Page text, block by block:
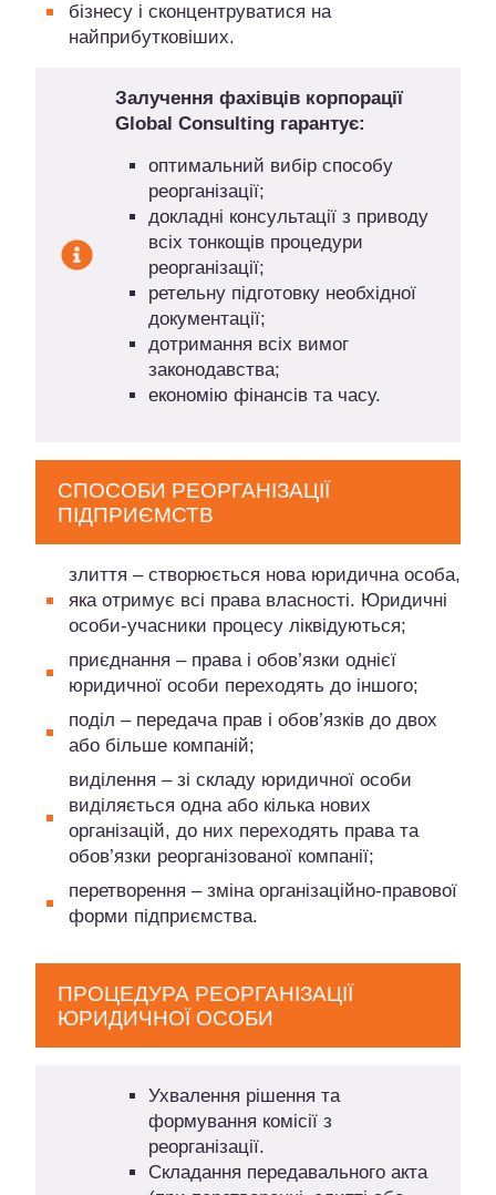
бізнесу і сконцентруватися на
найприбутковіших.
Залучення фахівців корпорації
Global Consulting гарантує:
оптимальний вибір способу
реорганізації;
докладні консультації з приводу
всіх тонкощів процедури
реорганізації;
ретельну підготовку необхідної
документації;
дотримання всіх вимог
законодавства;
економію фінансів та часу.
СПОСОБИ РЕОРГАНІЗАЦІЇ
ПІДПРИЄМСТВ
злиття – створюється нова юридична особа,
яка отримує всі права власності. Юридичні
особи-учасники процесу ліквідуються;
приєднання – права і обов’язки однієї
юридичної особи переходять до іншого;
поділ – передача прав і обов’язків до двох
або більше компаній;
виділення – зі складу юридичної особи
виділяється одна або кілька нових
організацій, до них переходять права та
обов’язки реорганізованої компанії;
перетворення – зміна організаційно-правової
форми підприємства.
ПРОЦЕДУРА РЕОРГАНІЗАЦІЇ
ЮРИДИЧНОЇ ОСОБИ
Ухвалення рішення та
формування комісії з
реорганізації.
Складання передавального акта